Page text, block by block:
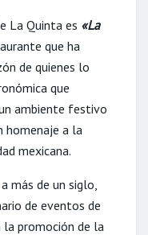
La Quinta es «La
que ha
de quienes lo
que
ambiente festivo
homenaje a la
mexicana.
más de un siglo,
de eventos de
la promoción de la